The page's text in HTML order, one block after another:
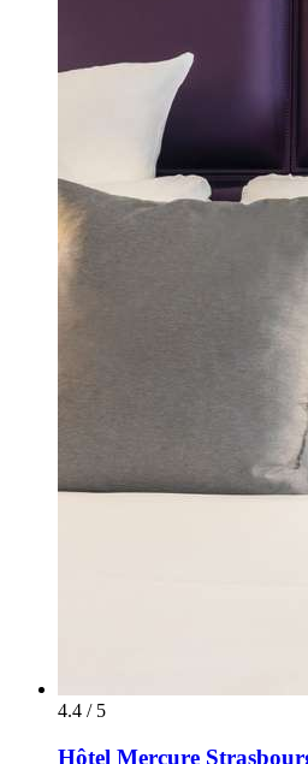
4.4 / 5
Hôtel Mercure